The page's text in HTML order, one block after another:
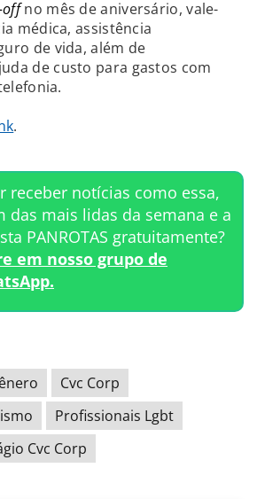
offno mês de aniversário, vale-
médica, assistência
de vida, além de
de custo para gastos com
.
receber notícias como essa,
das mais lidas da semana e a
PANROTAS gratuitamente?
em nosso grupo de
Cvc Corp
Profissionais Lgbt
Cvc Corp